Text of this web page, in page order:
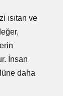
ısıtan ve
İnsan
daha